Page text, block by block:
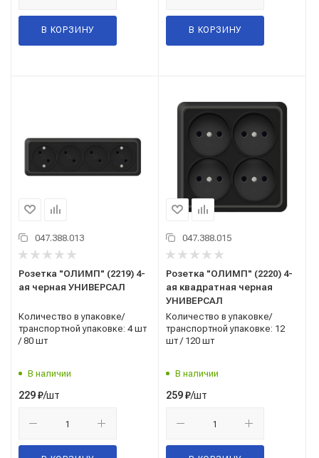
В КОРЗИНУ В КОРЗИНУ
047.388.013
Розетка "ОЛИМП" (2219) 4-
ая черная УНИВЕРСАЛ
Количество в упаковке/
транспортной упаковке: 4 шт
/ 80 шт
В наличии
229₽/шт
047.388.015
Розетка "ОЛИМП" (2220) 4-
ая квадратная черная
УНИВЕРСАЛ
Количество в упаковке/
транспортной упаковке: 12
шт / 120 шт
В наличии
259₽/шт